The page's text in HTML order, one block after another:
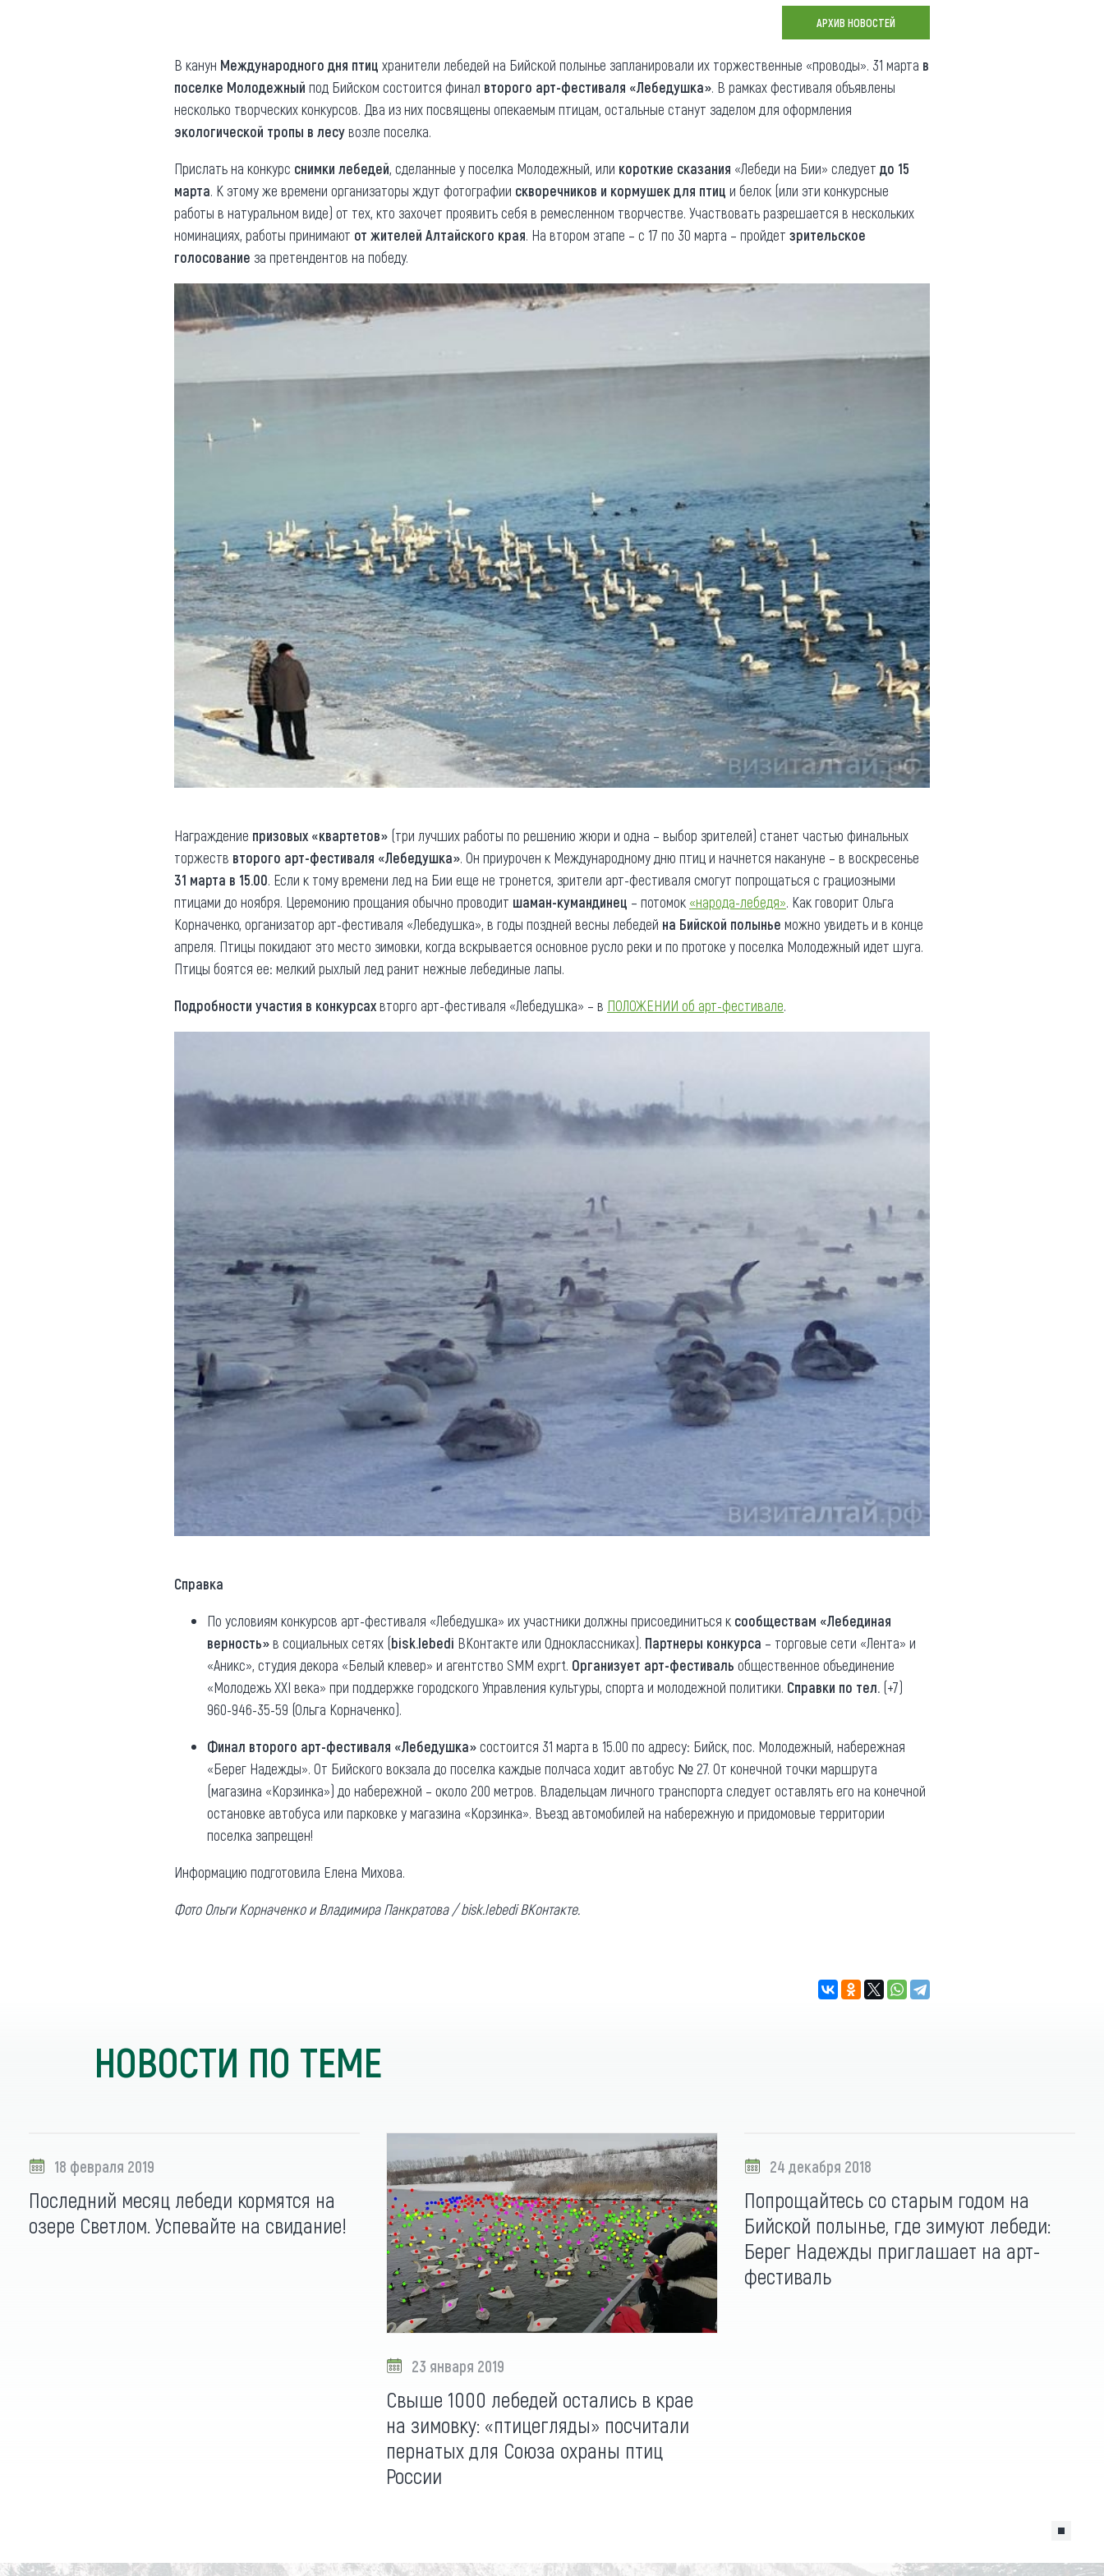
Придорожные кафе
Новости
Что привезти (сувениры)
Общая информация
Как добраться
Люди, прославившие Алтай
Коллекция впечатлений
Блог путешественника
Видеогалерея
Другие рубрики
Реестр туроператоров
Реестр туристических
АРХИВ НОВОСТЕЙ
В канун Международного дня птиц хранители лебедей на Бийской полынье запланировали их торжественные «проводы». 31 марта в
поселке Молодежный под Бийском состоится финал второго арт-фестиваля «Лебедушка». В рамках фестиваля объявлены
несколько творческих конкурсов. Два из них посвящены опекаемым птицам, остальные станут заделом для оформления
экологической тропы в лесувозле поселка.
Прислать на конкурс снимки лебедей, сделанные у поселка Молодежный, или короткие сказания «Лебеди на Бии» следует до 15
марта. К этому же времени организаторы ждут фотографии скворечников и кормушек для птиц и белок (или эти конкурсные
работы в натуральном виде) от тех, кто захочет проявить себя в ремесленном творчестве. Участвовать разрешается в нескольких
номинациях, работы принимают от жителей Алтайского края. На втором этапе – с 17 по 30 марта – пройдет зрительское
голосование за претендентов на победу.
Награждение призовых «квартетов» (три лучших работы по решению жюри и одна – выбор зрителей) станет частью финальных
торжеств второго арт-фестиваля «Лебедушка». Он приурочен к Международному дню птиц и начнется накануне – в воскресенье
31 марта в 15.00. Если к тому времени лед на Бии еще не тронется, зрители арт-фестиваля смогут попрощаться с грациозными
птицами до ноября. Церемонию прощания обычно проводит шаман-кумандинец – потомок «народа-лебедя». Как говорит Ольга
Корначенко, организатор арт-фестиваля «Лебедушка», в годы поздней весны лебедей на Бийской полынье можно увидеть и в конце
апреля. Птицы покидают это место зимовки, когда вскрывается основное русло реки и по протоке у поселка Молодежный идет шуга.
Птицы боятся ее: мелкий рыхлый лед ранит нежные лебединые лапы.
Подробности участия в конкурсахвторго арт-фестиваля «Лебедушка» – в ПОЛОЖЕНИИ об арт-фестивале.
Справка
По условиям конкурсов арт-фестиваля «Лебедушка» их участники должны присоединиться к сообществам «Лебединая
верность»в социальных сетях (bisk.lebedi ВКонтакте или Одноклассниках). Партнеры конкурса – торговые сети «Лента» и
«Аникс», студия декора «Белый клевер» и агентство SMM exprt. Организует арт-фестиваль общественное объединение
«Молодежь XXI века» при поддержке городского Управления культуры, спорта и молодежной политики. Справки по тел. (+7)
960-946-35-59 (Ольга Корначенко).
Финал второго арт-фестиваля «Лебедушка»состоится 31 марта в 15.00 по адресу: Бийск, пос. Молодежный, набережная
«Берег Надежды». От Бийского вокзала до поселка каждые полчаса ходит автобус № 27. От конечной точки маршрута
(магазина «Корзинка») до набережной – около 200 метров. Владельцам личного транспорта следует оставлять его на конечной
остановке автобуса или парковке у магазина «Корзинка». Въезд автомобилей на набережную и придомовые территории
поселка запрещен!
Информацию подготовила Елена Михова.
Фото Ольги Корначенко и Владимира Панкратова / bisk.lebedi ВКонтакте.
НОВОСТИ ПО ТЕМЕ
18 февраля 2019
Последний месяц лебеди кормятся на
озере Светлом. Успевайте на свидание!
23 января 2019
Свыше 1000 лебедей остались в крае
на зимовку: «птицегляды» посчитали
пернатых для Союза охраны птиц
России
24 декабря 2018
Попрощайтесь со старым годом на
Бийской полынье, где зимуют лебеди:
Берег Надежды приглашает на арт-
фестиваль